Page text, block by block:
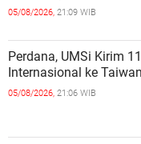
05/08/2026, 21:09 WIB
Perdana, UMSi Kirim
Internasional ke Taiwan
05/08/2026, 21:06 WIB